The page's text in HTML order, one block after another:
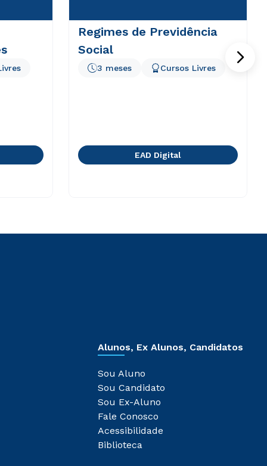
Regimes de Previdência
Social
3 meses Cursos Livres
EAD Digital
Alunos, Ex Alunos, Candidatos
Sou Aluno
Sou Candidato
Sou Ex-Aluno
Fale Conosco
Acessibilidade
Biblioteca